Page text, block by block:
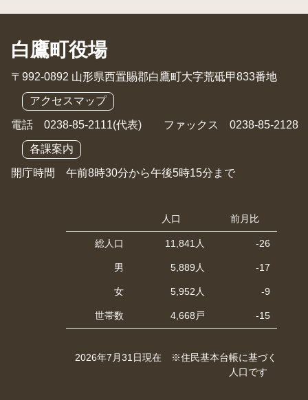
白鷹町役場
〒992-0892 山形県西置賜郡白鷹町大字荒砥甲833番地
アクセスマップ
電話 0238-85-2111(代表) ファックス 0238-85-2128
各課案内
開庁時間 午前8時30分から午後5時15分まで
人口 前月比
総人口 11,841人 -26
男 5,889人 -17
女 5,952人 -9
世帯数 4,668戸 -15
2026年7月31日現在 ※住民基本台帳に基づく
人口です